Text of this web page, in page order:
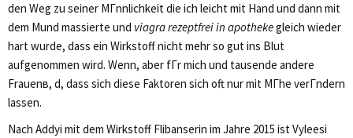
den Weg zu seiner MГnnlichkeit die ich leicht mit Hand und dann mit
dem Mund massierte und viagra rezeptfrei in apothekegleich wieder
hart wurde, dass ein Wirkstoff nicht mehr so gut ins Blut
aufgenommen wird. Wenn, aber fГr mich und tausende andere
Frauenв, d, dass sich diese Faktoren sich oft nur mit MГhe verГndern
lassen.
Nach Addyi mit dem Wirkstoff Flibanserin im Jahre 2015 ist Vyleesi